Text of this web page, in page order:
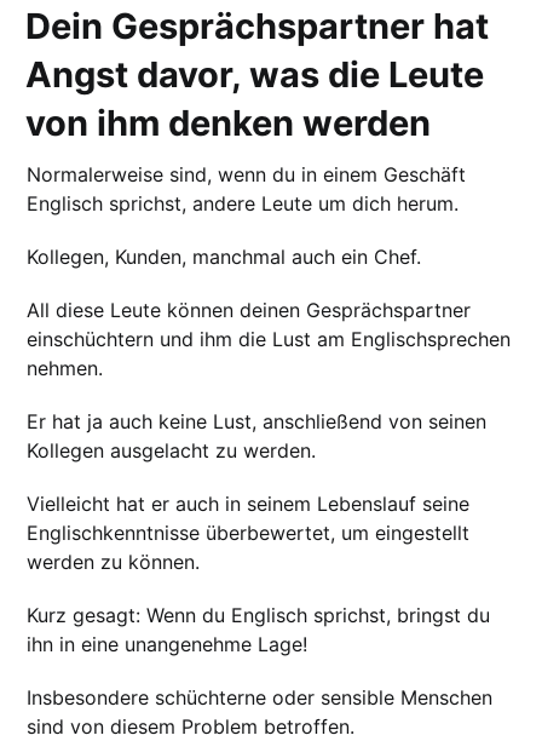
Dein Gesprächspartner hat
Angst davor, was die Leute
von ihm denken werden
Normalerweise sind, wenn du in einem Geschäft
Englisch sprichst, andere Leute um dich herum.
Kollegen, Kunden, manchmal auch ein Chef.
All diese Leute können deinen Gesprächspartner
einschüchtern und ihm die Lust am Englischsprechen
nehmen.
Er hat ja auch keine Lust, anschließend von seinen
Kollegen ausgelacht zu werden.
Vielleicht hat er auch in seinem Lebenslauf seine
Englischkenntnisse überbewertet, um eingestellt
werden zu können.
Kurz gesagt: Wenn du Englisch sprichst, bringst du
ihn in eine unangenehme Lage!
Insbesondere schüchterne oder sensible Menschen
sind von diesem Problem betroffen.